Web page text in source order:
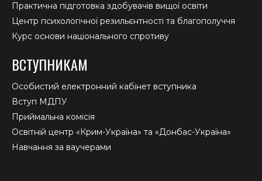
Практична підготовка здобувачів вищої освіти
Центр психологічної резильєнтності та благополуччя
Курс основи національного спротиву
ВСТУПНИКАМ
Особистий електронний кабінет вступника
Вступ МДПУ
Приймальна комісія
Освітній центр «Крим-Україна» та «Донбас-Україна»
Навчання за ваучерами